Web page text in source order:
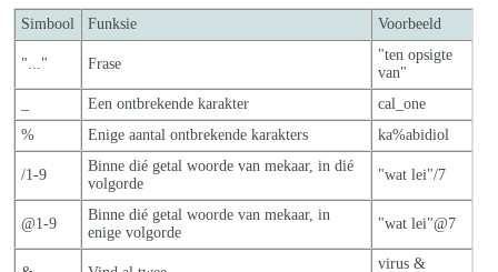
Simbool Funksie Voorbeeld
"..." Frase
"ten opsigte
van"
Een ontbrekende karakter
cal_one
%
Enige aantal ontbrekende karakters ka%abidiol
/1-9
Binne dié getal woorde van mekaar, in dié
volgorde
"wat lei"/7
@1-9
Binne dié getal woorde van mekaar, in
enige volgorde
"wat lei"@7
virus &